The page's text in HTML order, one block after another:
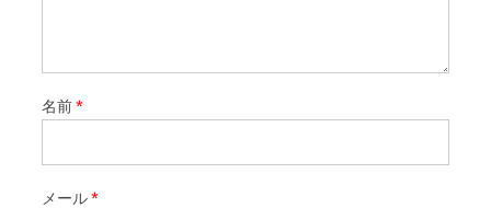
名前*
メール*